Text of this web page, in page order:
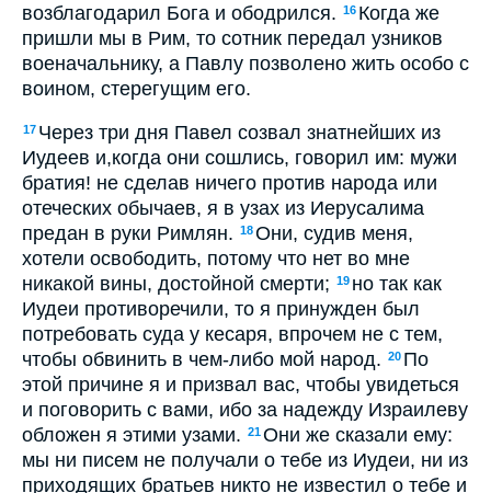
возблагодарил Бога и ободрился. 16 Когда же
пришли мы в Рим, то сотник передал узников
военачальнику, а Павлу позволено жить особо с
воином, стерегущим его.
17 Через три дня Павел созвал знатнейших из
Иудеев и,когда они сошлись, говорил им: мужи
братия! не сделав ничего против народа или
отеческих обычаев, я в узах из Иерусалима
предан в руки Римлян. 18Они, судив меня,
хотели освободить, потому что нет во мне
никакой вины, достойной смерти; 19 но так как
Иудеи противоречили, то я принужден был
потребовать суда у кесаря, впрочем не с тем,
чтобы обвинить в чем-либо мой народ. 20 По
этой причине я и призвал вас, чтобы увидеться
и поговорить с вами, ибо за надежду Израилеву
обложен я этими узами. 21Они же сказали ему:
мы ни писем не получали о тебе из Иудеи, ни из
приходящих братьев никто не известил о тебе и